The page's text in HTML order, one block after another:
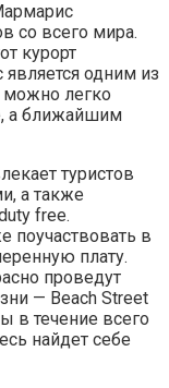
со всего мира.
курорт
одним из
можно легко
а ближайшим
туристов
а также
free.
поучаствовать в
плату.
проведут
— Beach Street
в течение всего
найдет себе